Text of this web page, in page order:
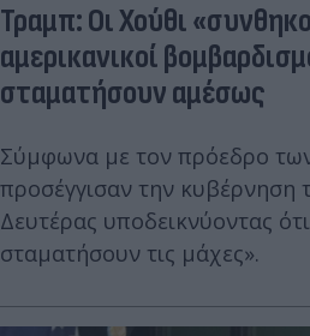
Τραμπ: Οι Χούθι
αμερικανικοί
σταματήσουν αμέσως
Σύμφωνα με τον πρόεδρο
προσέγγισαν την κυβέρνηση
Δευτέρας υποδεικνύοντας
σταματήσουν τις μάχες».